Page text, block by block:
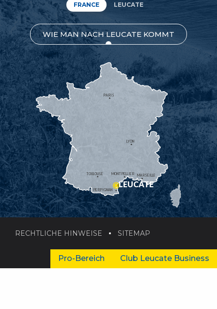
FRANCE LEUCATE
WIE MAN NACH LEUCATE KOMMT
MONTPELLIER
PERPIGNAN
MARSEILLE
TOULOUSE
LYON
PARIS
LEUCATE
RECHTLICHE HINWEISE SITEMAP
Pro-Bereich Club Leucate Business